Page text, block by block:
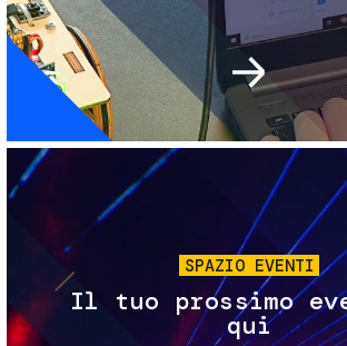
Immagine
SPAZIO EVENTI
Il tuo prossimo
qui